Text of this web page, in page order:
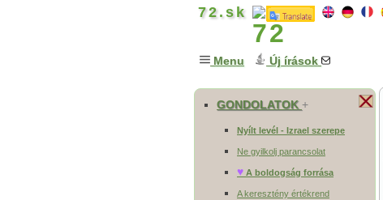
72.sk
Menu Új írások
GONDOLATOK +
Nyílt levél - Izrael szerepe
Ne gyilkolj parancsolat
♥ A boldogság forrása
A keresztény értékrend